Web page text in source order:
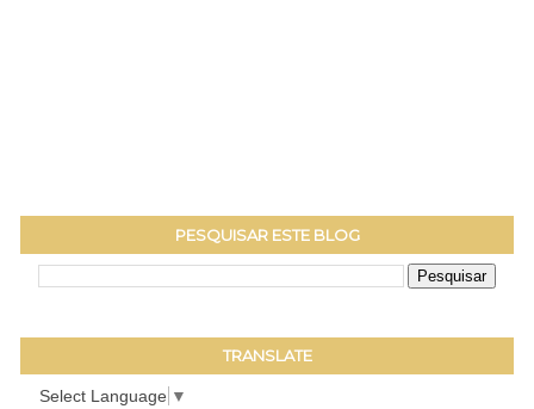
PESQUISAR ESTE BLOG
TRANSLATE
Select Language ▼